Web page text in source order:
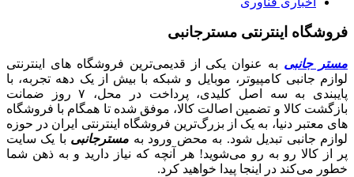
فروشگاه اینترنتی مسترجانبی
مستر جانبی به عنوان یکی از قدیمی‌ترین فروشگاه های اینترنتی
لوازم جانبی کامپیوتر، موبایل و شبکه با بیش از یک دهه تجربه، با
پایبندی به سه اصل کلیدی، پرداخت در محل، ۷ روز ضمانت
بازگشت کالا و تضمین اصالت کالا، موفق شده تا همگام با فروشگاه‌
های معتبر دنیا، به یک از بزرگ‌ترین فروشگاه اینترنتی ایران در حوزه
لوازم جانبی تبدیل شود. به محض ورود به مسترجانبی با یک سایت
پر از کالا رو به رو می‌شوید! هر آنچه که نیاز دارید و به ذهن شما
خطور می‌کند در اینجا پیدا خواهید کرد.